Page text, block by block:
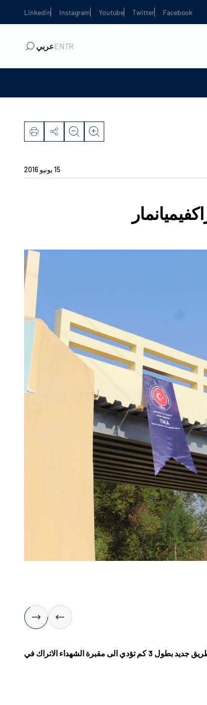
Facebook
Twitter
Youtube
Instagram
Linkedin
TR
ENعربي
15 يونيو 2016
رئاسة الوكالة التركية للتعاون والتنسيق (تيكا) التابعة لرئاسة الوزراء التركية قامت بإنشاء طريق جديد بطول 3 كم تؤدي الى مقبرة الشهداء الاتراك في